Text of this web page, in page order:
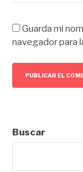
Guarda mi
navegador para
Buscar